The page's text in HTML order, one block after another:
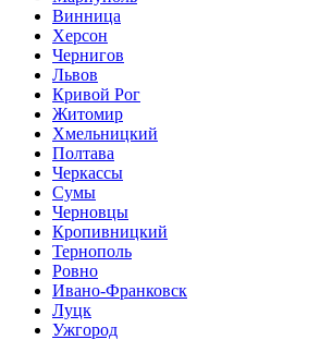
Винница
Херсон
Чернигов
Львов
Кривой Рог
Житомир
Хмельницкий
Полтава
Черкассы
Сумы
Черновцы
Кропивницкий
Тернополь
Ровно
Ивано-Франковск
Луцк
Ужгород